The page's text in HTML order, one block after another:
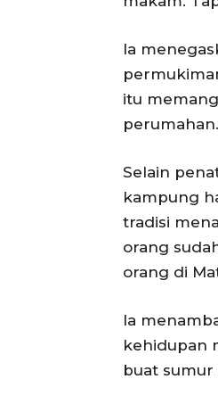
Ia
itu
Selain
kampung
tradisi
orang
orang di
Ia
kehidupan
buat sumur